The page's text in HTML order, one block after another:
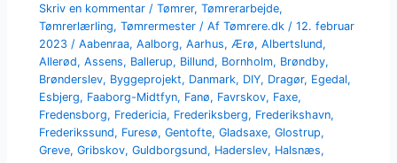
Skriv en kommentar /Tømrer,Tømrerarbejde,
Tømrerlærling,Tømrermester / AfTømrere.dk /12. februar
2023 /Aabenraa,Aalborg,Aarhus, Ærø,Albertslund,
Allerød,Assens, Ballerup, Billund, Bornholm, Brøndby,
Brønderslev, Byggeprojekt, Danmark, DIY, Dragør, Egedal,
Esbjerg, Faaborg-Midtfyn, Fanø, Favrskov, Faxe,
Fredensborg, Fredericia, Frederiksberg, Frederikshavn,
Frederikssund, Furesø,Gentofte,Gladsaxe,Glostrup,
Greve,Gribskov,Guldborgsund, Haderslev, Halsnæs,